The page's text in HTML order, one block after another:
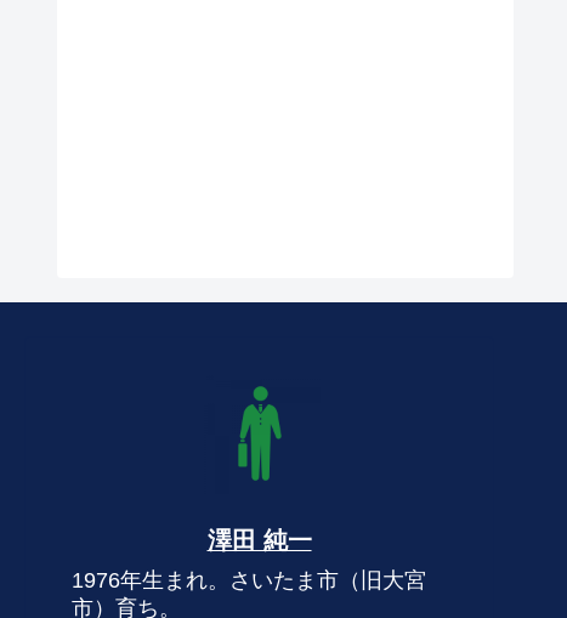
澤田 純一
1976年生まれ。さいたま市（旧大宮
市）育ち。